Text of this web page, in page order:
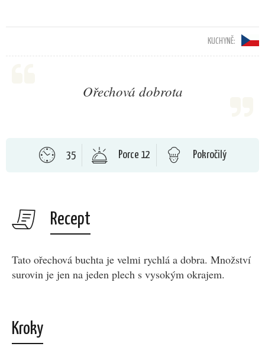
KUCHYNĚ:
Ořechová dobrota
35 Porce 12 Pokročilý
Recept
Tato ořechová buchta je velmi rychlá a dobra. Množství
surovin je jen na jeden plech s vysokým okrajem.
Kroky